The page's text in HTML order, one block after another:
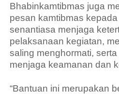
Bhabinkamtibmas juga
pesan kamtibmas
senantiasa menjaga
pelaksanaan kegiatan,
saling menghormati,
menjaga keamanan dan
“Bantuan ini merupakan